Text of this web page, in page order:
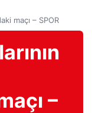
maçı – SPOR
–